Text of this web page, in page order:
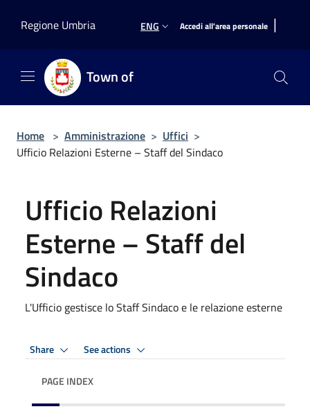
Regione Umbria
ENG Accedi all'area personale |
Town of
Home > Amministrazione > Uffici >
Ufficio Relazioni Esterne – Staff del Sindaco
Ufficio Relazioni
Esterne – Staff del
Sindaco
L'Ufficio gestisce lo Staff Sindaco e le relazione esterne
Share See actions
PAGE INDEX